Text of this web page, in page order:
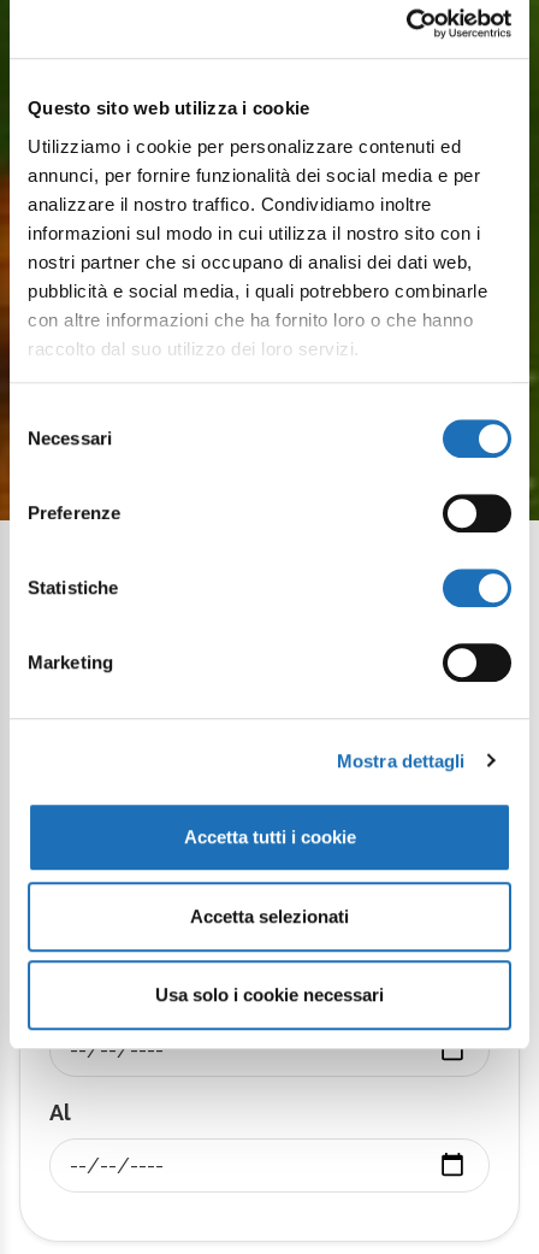
Questo sito web utilizza i cookie
Utilizziamo i cookie per personalizzare contenuti ed
annunci, per fornire funzionalità dei social media e per
analizzare il nostro traffico. Condividiamo inoltre
informazioni sul modo in cui utilizza il nostro sito con i
nostri partner che si occupano di analisi dei dati web,
pubblicità e social media, i quali potrebbero combinarle
con altre informazioni che ha fornito loro o che hanno
raccolto dal suo utilizzo dei loro servizi.
delNecessari
Preferenze
Statistiche
Marketing
Mostra dettagli
Accetta tutti i cookie
Accetta selezionati
Usa solo i cookie necessari
Eventi
appuntamenti culturali: tutto quello
che accende il borgo ogni stagione.
Partecipa a momenti indimenticabili
Scopri il calendario degli
eventi
Stagione
Al